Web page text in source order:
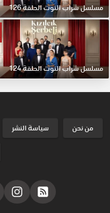
مسلسل شراب التوت الحلقة 126
مسلسل شراب التوت الحلقة 124
من نحن سياسة النشر